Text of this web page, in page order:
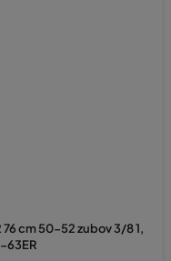
cm 50-52 zubov 3/8 1,
63ER